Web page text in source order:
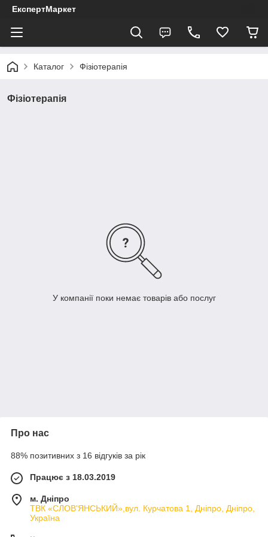
ЕкспертМаркет
Каталог Фізіотерапія
Фізіотерапія
У компанії поки немає товарів або послуг
Про нас
88% позитивних з 16 відгуків за рік
Працює з 18.03.2019
м. Дніпро
ТВК «СЛОВ'ЯНСЬКИЙ»,вул. Курчатова 1, Дніпро, Дніпро,
Україна